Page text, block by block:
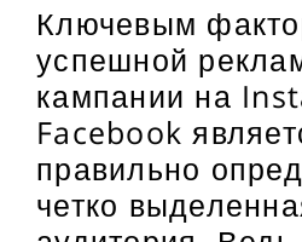
Ключевым
успешной
кампании на
Facebook
правильно
четко